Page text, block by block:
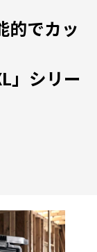
的でカッ
」シリー